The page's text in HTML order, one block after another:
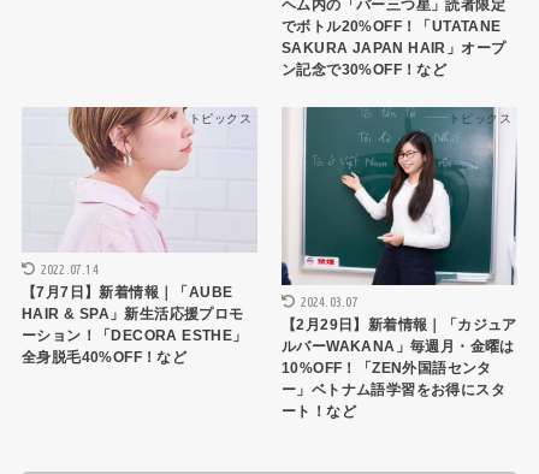
ヘム内の「バー三つ星」読者限定
でボトル20%OFF！「UTATANE
SAKURA JAPAN HAIR」オープ
ン記念で30%OFF！など
トピックス
2022.07.14
【7月7日】新着情報｜「AUBE
HAIR & SPA」新生活応援プロモ
ーション！「DECORA ESTHE」
全身脱毛40%OFF！など
トピックス
2024.03.07
【2月29日】新着情報｜「カジュア
ルバーWAKANA」毎週月・金曜は
10%OFF！「ZEN外国語センタ
ー」ベトナム語学習をお得にスタ
ート！など